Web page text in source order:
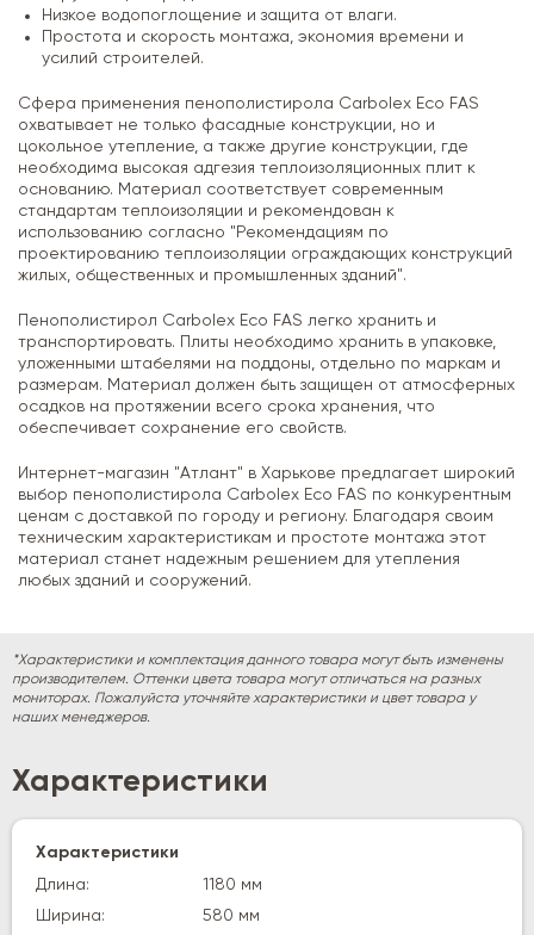
Низкое водопоглощение и защита от влаги.
Простота и скорость монтажа, экономия времени и
усилий строителей.
Сфера применения пенополистирола Carbolex Eco FAS
охватывает не только фасадные конструкции, но и
цокольное утепление, а также другие конструкции, где
необходима высокая адгезия теплоизоляционных плит к
основанию. Материал соответствует современным
стандартам теплоизоляции и рекомендован к
использованию согласно "Рекомендациям по
проектированию теплоизоляции ограждающих конструкций
жилых, общественных и промышленных зданий".
Пенополистирол Carbolex Eco FAS легко хранить и
транспортировать. Плиты необходимо хранить в упаковке,
уложенными штабелями на поддоны, отдельно по маркам и
размерам. Материал должен быть защищен от атмосферных
осадков на протяжении всего срока хранения, что
обеспечивает сохранение его свойств.
Интернет-магазин "Атлант" в Харькове предлагает широкий
выбор пенополистирола Carbolex Eco FAS по конкурентным
ценам с доставкой по городу и региону. Благодаря своим
техническим характеристикам и простоте монтажа этот
материал станет надежным решением для утепления
любых зданий и сооружений.
*Характеристики и комплектация данного товара могут быть изменены
производителем. Оттенки цвета товара могут отличаться на разных
мониторах. Пожалуйста уточняйте характеристики и цвет товара у
наших менеджеров.
Характеристики
Характеристики
Длина:
1180 мм
Ширина:
580 мм